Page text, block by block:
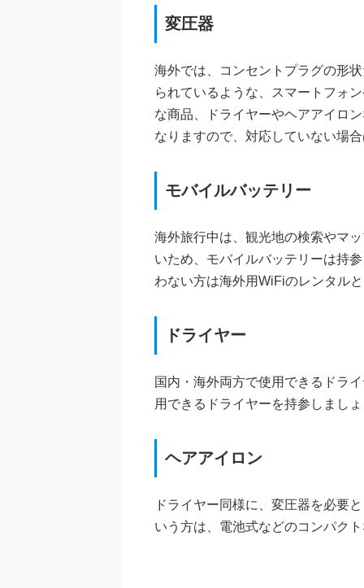
変圧器
海外では、コンセントプラグの形
られているような、スマートフォ
な商品、ドライヤーやヘアアイロ
なりますので、対応していない場
モバイルバッテリー
海外旅行中は、観光地の検索やマ
いため、モバイルバッテリーは持
わない方は海外用WiFiのレンタル
ドライヤー
国内・海外両方で使用できるドラ
用できるドライヤーを持参しまし
ヘアアイロン
ドライヤー同様に、変圧器を必要
いう方は、電池式などのコンパク